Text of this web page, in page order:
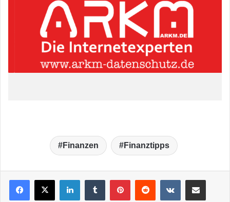
Finanzen Finanztipps
LinkedIn VKontakte